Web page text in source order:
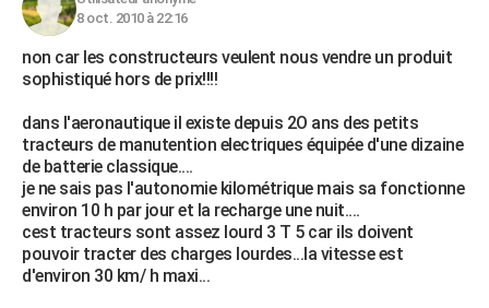
8 oct. 2010 à 22:16
non car les constructeurs veulent nous vendre un produit
sophistiqué hors de prix!!!!
dans l'aeronautique il existe depuis 2O ans des petits
tracteurs de manutention electriques équipée d'une dizaine
de batterie classique....
je ne sais pas l'autonomie kilométrique mais sa fonctionne
environ 10 h par jour et la recharge une nuit....
cest tracteurs sont assez lourd 3 T 5 car ils doivent
pouvoir tracter des charges lourdes...la vitesse est
d'environ 30 km/ h maxi...